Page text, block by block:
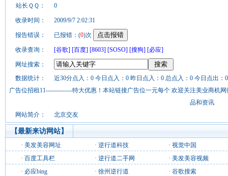
站长ＱＱ： 0
收录时间： 2009/9/7 2:02:31
报告错误： 已报错：(0)次
收录查询： [谷歌] [百度] [8603] [SOSO] [搜狗] [必应]
网址搜索：
数据统计：
近30分点入：0 今日点入：0 昨日点入：0 总点入：0 今日点出：
广告位招租11-------------特大优惠！本站链接广告位一元每个 欢迎关注美业商机
品和资讯
网站简介：
北京交友
【最新来访网站】
· 美发美容网址 · 逆行道科技 · 视觉中国
· 百度工具栏 · 逆行道二手网 · 美发美容视频
· 必应bing · 徐州逆行道 · 谷歌搜索